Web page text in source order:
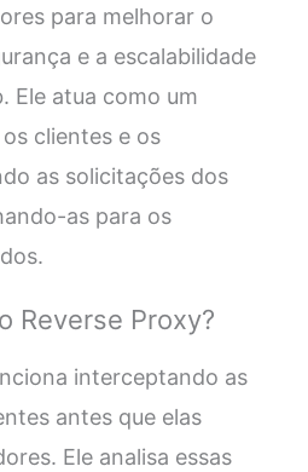
para melhorar o
e a escalabilidade
Ele atua como um
clientes e os
as solicitações dos
as para os
Reverse Proxy?
interceptando as
antes que elas
Ele analisa essas